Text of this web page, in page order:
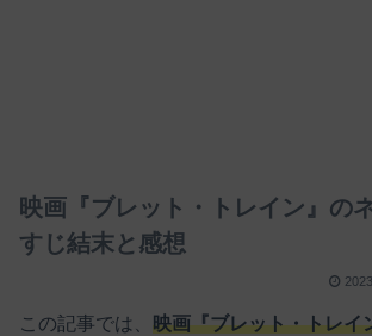
映画『ブレット・トレイン』の
すじ結末と感想
この記事では、 映画『ブレット・トレイ